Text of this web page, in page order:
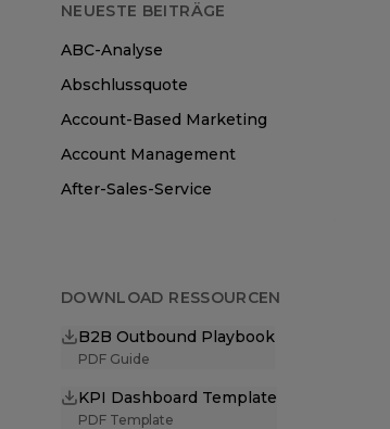
NEUESTE BEITRÄGE
ABC-Analyse
Abschlussquote
Account-Based Marketing
Account Management
After-Sales-Service
DOWNLOAD RESSOURCEN
B2B Outbound Playbook
PDF Guide
KPI Dashboard Template
PDF Template